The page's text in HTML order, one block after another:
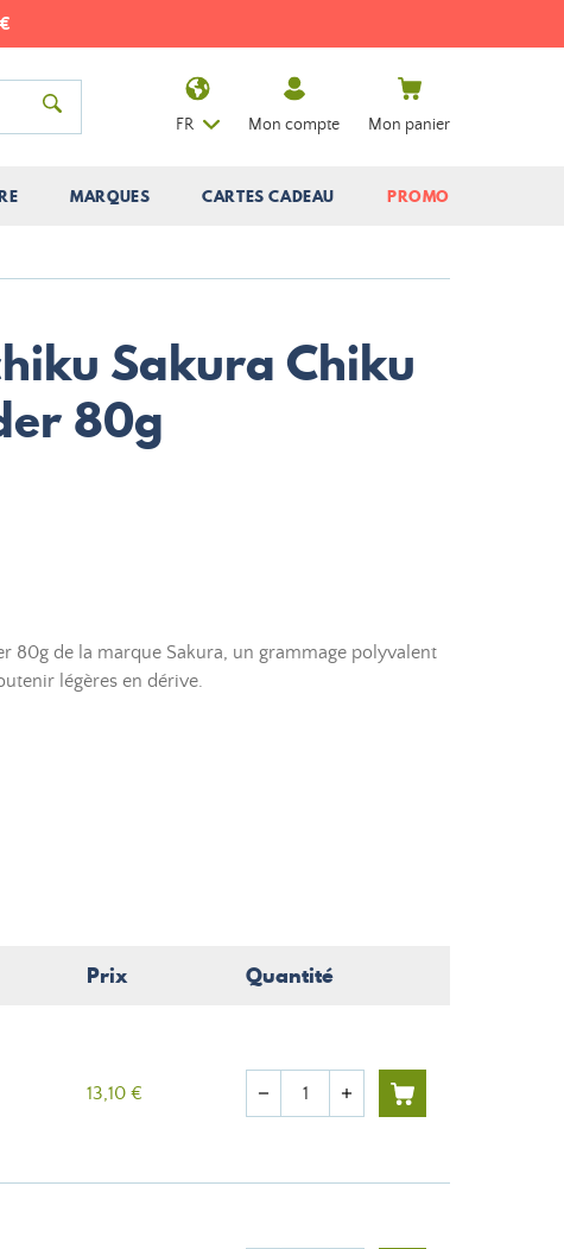
MARQUES CARTES CADEAU PROMO
FR Mon compte Mon panier
Sakura Chiku
80g
80g de la marque Sakura, un grammage polyvalent
légères en dérive.
Prix Quantité
13,10 € Quantité
remove add